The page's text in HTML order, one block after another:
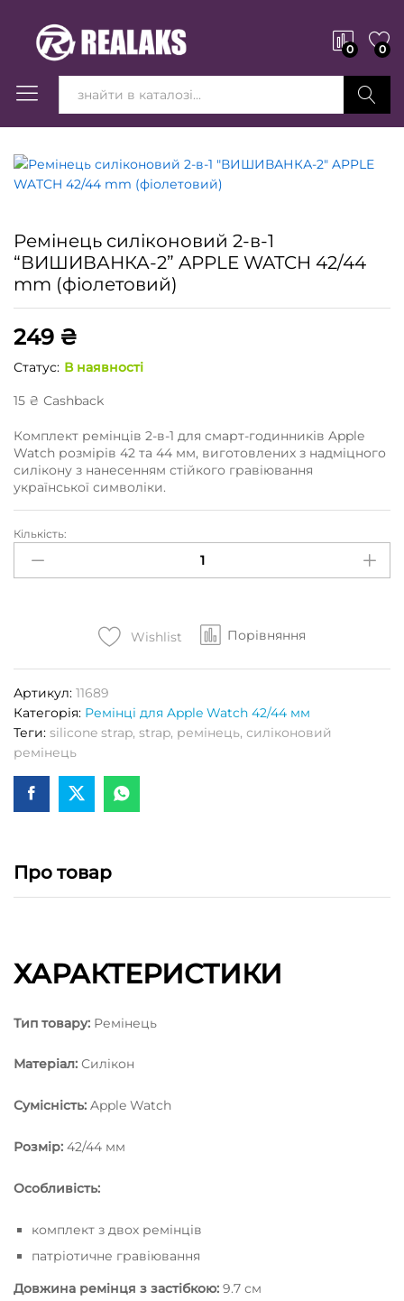
0 0
Вперед!
Ремінець силіконовий 2-в-1
“ВИШИВАНКА-2” APPLE WATCH 42/44
mm (фіолетовий)
249 ₴
Статус: В наявності
15 ₴ Сashback
Комплект ремінців 2-в-1 для смарт-годинників Apple
Watch розмірів 42 та 44 мм, виготовлених з надміцного
силікону з нанесенням стійкого гравіювання
української символіки.
Ремінець
силіконовий
2-
mm
(фіолетовий)
Кількість
Кількість:
Wishlist Порівняння
Артикул: 11689
Категорія: Ремінці для Apple Watch 42/44 мм
Теги: silicone strap, strap, ремінець, силіконовий
ремінець
Про товар
ХАРАКТЕРИСТИКИ
Тип товару: Ремінець
Матеріал: Силікон
Сумісність: Apple Watch
Розмір: 42/44 мм
Особливість:
комплект з двох ремінців
патріотичне гравіювання
Довжина ремінця з застібкою: 9.7 см